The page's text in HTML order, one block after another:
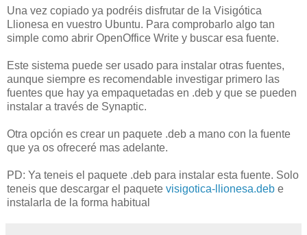
Una vez copiado ya podréis disfrutar de la Visigótica
Llionesa en vuestro Ubuntu. Para comprobarlo algo tan
simple como abrir OpenOffice Write y buscar esa fuente.
Este sistema puede ser usado para instalar otras fuentes,
aunque siempre es recomendable investigar primero las
fuentes que hay ya empaquetadas en .deb y que se pueden
instalar a través de Synaptic.
Otra opción es crear un paquete .deb a mano con la fuente
que ya os ofreceré mas adelante.
PD: Ya teneis el paquete .deb para instalar esta fuente. Solo
teneis que descargar el paquete visigotica-llionesa.deb e
instalarla de la forma habitual